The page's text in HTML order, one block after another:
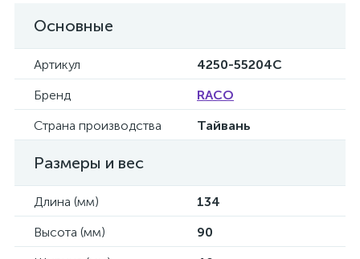
Основные
Артикул
4250-55204C
Бренд
RACO
Страна производства
Тайвань
Размеры и вес
Длина (мм)
134
Высота (мм)
90